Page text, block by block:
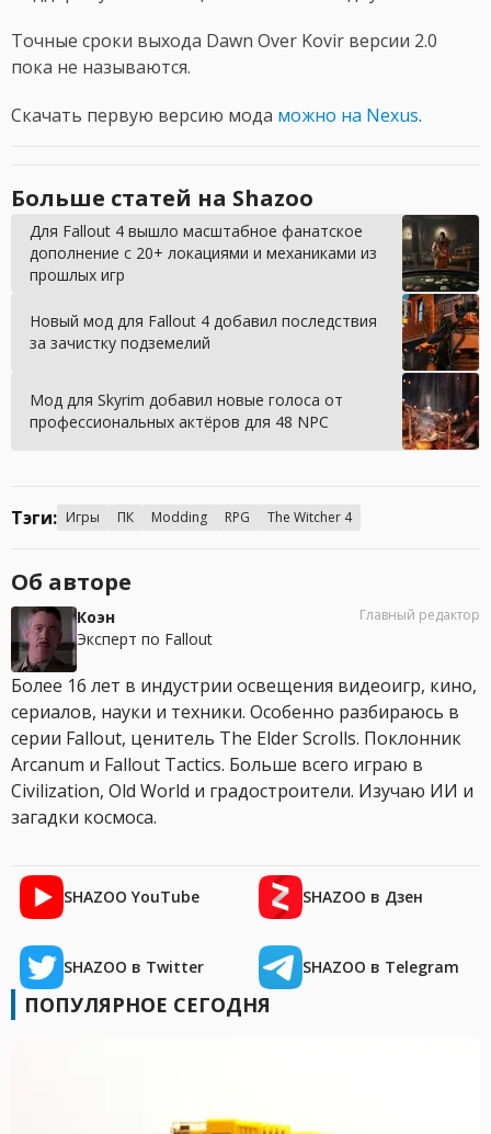
Точные сроки выхода Dawn Over Kovir версии 2.0
пока не называются.
Скачать первую версию мода можно на Nexus.
Больше статей на Shazoo
Для Fallout 4 вышло масштабное фанатское
дополнение с 20+ локациями и механиками из
прошлых игр
Новый мод для Fallout 4 добавил последствия
за зачистку подземелий
Мод для Skyrim добавил новые голоса от
профессиональных актёров для 48 NPC
Тэги: Игры ПК Modding RPG The Witcher 4
Об авторе
Коэн
Эксперт по Fallout
Главный редактор
Более 16 лет в индустрии освещения видеоигр, кино,
сериалов, науки и техники. Особенно разбираюсь в
серии Fallout, ценитель The Elder Scrolls. Поклонник
Arcanum и Fallout Tactics. Больше всего играю в
Civilization, Old World и градостроители. Изучаю ИИ и
загадки космоса.
SHAZOO YouTube SHAZOO в Дзен
SHAZOO в Twitter SHAZOO в Telegram
ПОПУЛЯРНОЕ СЕГОДНЯ